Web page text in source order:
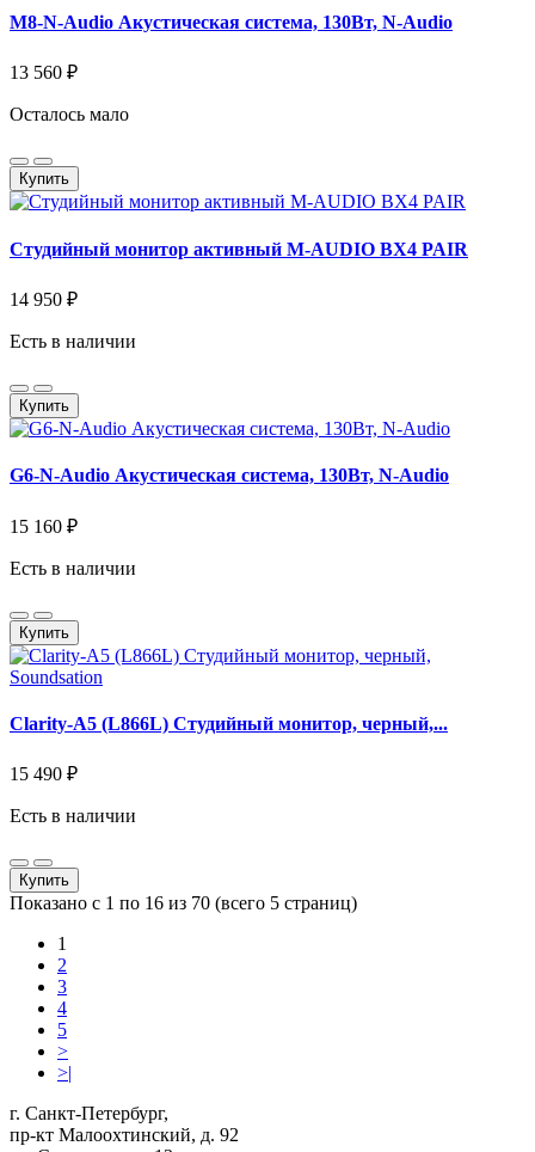
M8-N-Audio Акустическая система, 130Вт, N-Audio
13 560 ₽
Осталось мало
Купить
Студийный монитор активный M-AUDIO BX4 PAIR
14 950 ₽
Есть в наличии
Купить
G6-N-Audio Акустическая система, 130Вт, N-Audio
15 160 ₽
Есть в наличии
Купить
Clarity-A5 (L866L) Студийный монитор, черный,...
15 490 ₽
Есть в наличии
Купить
Показано с 1 по 16 из 70 (всего 5 страниц)
1
2
3
4
5
>
>|
г. Санкт-Петербург,
пр-кт Малоохтинский, д. 92